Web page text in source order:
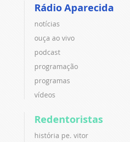
Rádio Aparecida
notícias
ouça ao vivo
podcast
programação
programas
vídeos
Redentoristas
história pe. vitor